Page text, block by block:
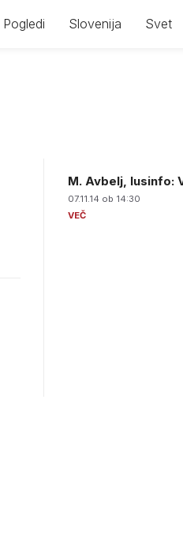
Pogledi Slovenija Svet
M. Avbelj, Iusinfo:
07.11.14 ob 14:30